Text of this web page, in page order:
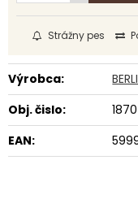
Strážny pes
Výrobca:
Obj. čislo:
EAN: